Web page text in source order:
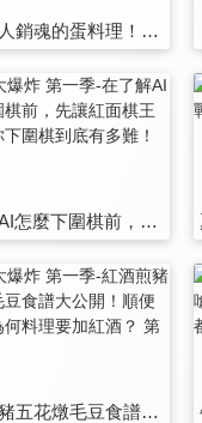
自製令人銷魂的蛋料理！然後順便知道一下：為何蛋加熱會凝固？ 第45集
在了解AI怎麼下圍棋前，先讓紅面棋王來告訴你下圍棋到底有多難！ 第51集
紅酒煎豬五花燉毛豆食譜大公開！順便告訴你為何料理要加紅酒？ 第57集